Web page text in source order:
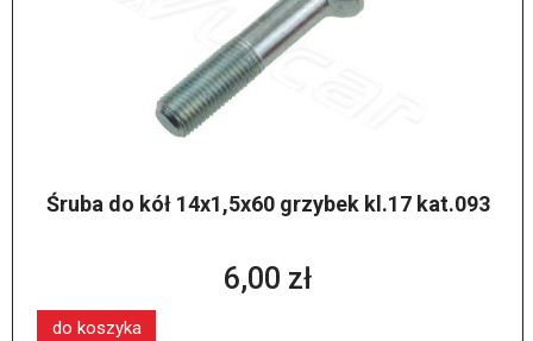
Śruba do kół 14x1,5x60 grzybek kl.17 kat.093
6,00 zł
do koszyka